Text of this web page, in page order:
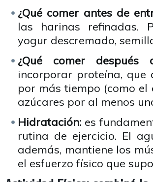
¿Qué comer antes de
las harinas refinadas.
yogur descremado,
¿Qué comer después
incorporar proteína,
por más tiempo (como el
azúcares por al menos
Hidratación: es
rutina de ejercicio. El
además, mantiene los
el esfuerzo físico que